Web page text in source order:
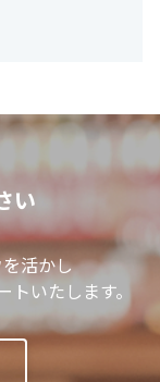
い
活かし
トいたします。